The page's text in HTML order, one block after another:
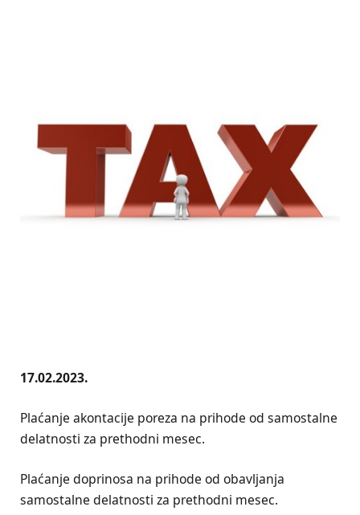
17.02.2023.
Plaćanje akontacije poreza na prihode od samostalne
delatnosti za prethodni mesec.
Plaćanje doprinosa na prihode od obavljanja
samostalne delatnosti za prethodni mesec.